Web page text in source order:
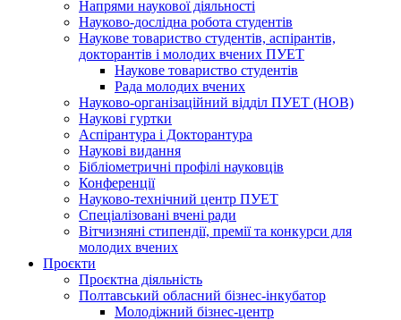
Напрями наукової діяльності
Науково-дослідна робота студентів
Наукове товариство студентів, аспірантів,
докторантів і молодих вчених ПУЕТ
Наукове товариство студентів
Рада молодих вчених
Науково-організаційний відділ ПУЕТ (НОВ)
Наукові гуртки
Аспірантура і Докторантура
Наукові видання
Бібліометричні профілі науковців
Конференції
Науково-технічний центр ПУЕТ
Спеціалізовані вчені ради
Вітчизняні стипендії, премії та конкурси для
молодих вчених
Проєкти
Проєктна діяльність
Полтавський обласний бізнес-інкубатор
Молодіжний бізнес-центр